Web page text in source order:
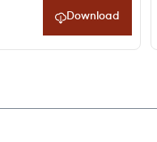
Download